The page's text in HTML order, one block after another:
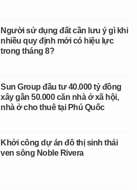
Người sử dụng đất cần lưu ý gì khi
nhiều quy định mới có hiệu lực
trong tháng 8?
Sun Group đầu tư 40.000 tỷ đồng
xây gần 50.000 căn nhà ở xã hội,
nhà ở cho thuê tại Phú Quốc
Khởi công dự án đô thị sinh thái
ven sông Noble Rivera